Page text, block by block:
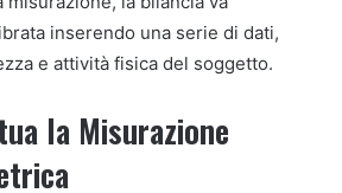
inserendo una serie di dati,
e attività fisica del soggetto.
la Misurazione